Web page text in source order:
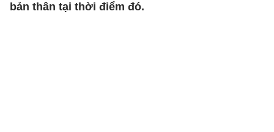
bản thân tại thời điểm đó.